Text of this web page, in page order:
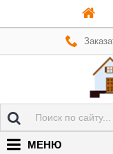
МЕНЮ